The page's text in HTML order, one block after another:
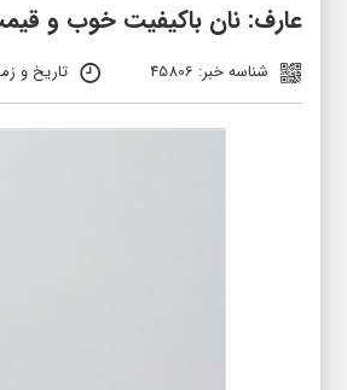
عارف: نان باکیفیت خوب و
شناسه خبر: 45806 تاریخ و زمان ارسال: ۸